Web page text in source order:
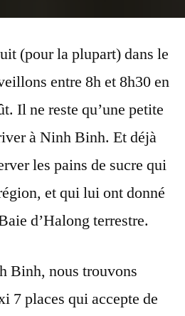
(pour la plupart) dans le
entre 8h et 8h30 en
Il ne reste qu’une petite
à Ninh Binh. Et déjà
les pains de sucre qui
et qui lui ont donné
d’Halong terrestre.
Binh, nous trouvons
7 places qui accepte de